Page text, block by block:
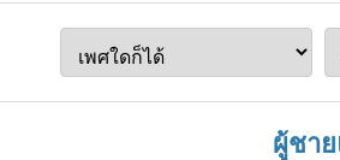
ผู้ชา